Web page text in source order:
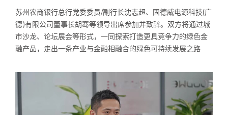
苏州农商银行总行党委委员/副行长沈志超、固德威电源科技(广
德)有限公司董事长胡骞等领导出席参加并致辞。双方将通过城
市沙龙、论坛展会等形式，一同探索打造更具竞争力的绿色金
融产品，走出一条产业与金融相融合的绿色可持续发展之路